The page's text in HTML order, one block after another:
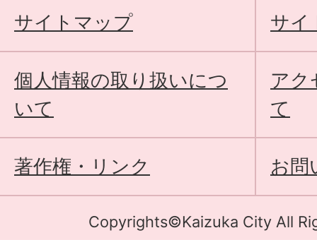
サイトマップ サイ
個人情報の取り扱いにつ
いて
アク
て
著作権・リンク お問
Copyrights©Kaizuka City All